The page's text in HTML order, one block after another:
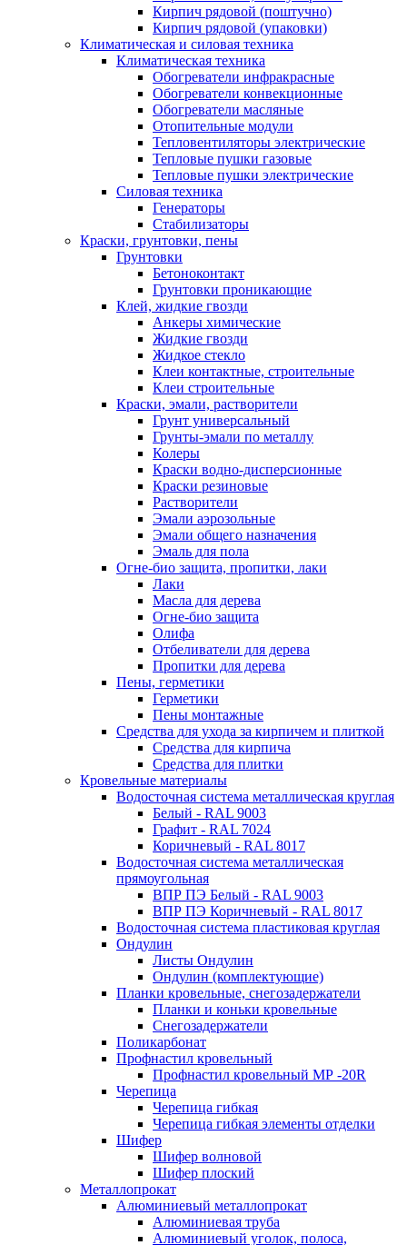
Кирпич рядовой (поштучно)
Кирпич рядовой (упаковки)
Климатическая и силовая техника
Климатическая техника
Обогреватели инфракрасные
Обогреватели конвекционные
Обогреватели масляные
Отопительные модули
Тепловентиляторы электрические
Тепловые пушки газовые
Тепловые пушки электрические
Силовая техника
Генераторы
Стабилизаторы
Краски, грунтовки, пены
Грунтовки
Бетоноконтакт
Грунтовки проникающие
Клей, жидкие гвозди
Анкеры химические
Жидкие гвозди
Жидкое стекло
Клеи контактные, строительные
Клеи строительные
Краски, эмали, растворители
Грунт универсальный
Грунты-эмали по металлу
Колеры
Краски водно-дисперсионные
Краски резиновые
Растворители
Эмали аэрозольные
Эмали общего назначения
Эмаль для пола
Огне-био защита, пропитки, лаки
Лаки
Масла для дерева
Огне-био защита
Олифа
Отбеливатели для дерева
Пропитки для дерева
Пены, герметики
Герметики
Пены монтажные
Средства для ухода за кирпичем и плиткой
Средства для кирпича
Средства для плитки
Кровельные материалы
Водосточная система металлическая круглая
Белый - RAL 9003
Графит - RAL 7024
Коричневый - RAL 8017
Водосточная система металлическая
прямоугольная
ВПР ПЭ Белый - RAL 9003
ВПР ПЭ Коричневый - RAL 8017
Водосточная система пластиковая круглая
Ондулин
Листы Ондулин
Ондулин (комплектующие)
Планки кровельные, снегозадержатели
Планки и коньки кровельные
Снегозадержатели
Поликарбонат
Профнастил кровельный
Профнастил кровельный МР -20R
Черепица
Черепица гибкая
Черепица гибкая элементы отделки
Шифер
Шифер волновой
Шифер плоский
Металлопрокат
Алюминиевый металлопрокат
Алюминиевая труба
Алюминиевый уголок, полоса,